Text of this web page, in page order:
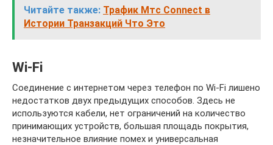
Читайте также: Трафик Мтс Connect в
Истории Транзакций Что Это
Wi-Fi
Соединение с интернетом через телефон по Wi-Fi лишено
недостатков двух предыдущих способов. Здесь не
используются кабели, нет ограничений на количество
принимающих устройств, большая площадь покрытия,
незначительное влияние помех и универсальная